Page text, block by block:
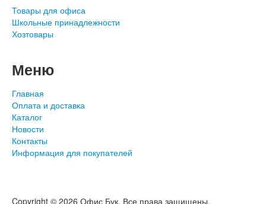
Товары для офиса
Школьные принадлежности
Хозтовары
Меню
Главная
Оплата и доставка
Каталог
Новости
Контакты
Информация для покупателей
Copyright © 2026 Офис Бук. Все права защищены.